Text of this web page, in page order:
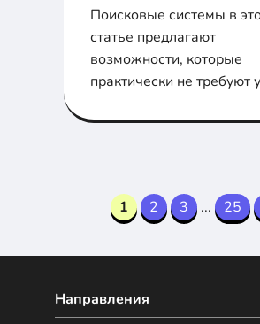
Поисковые системы в
статье предлагают
возможности, которые
практически не требуют
обеспечивают при этом
1
2 3 ... 25
Направления